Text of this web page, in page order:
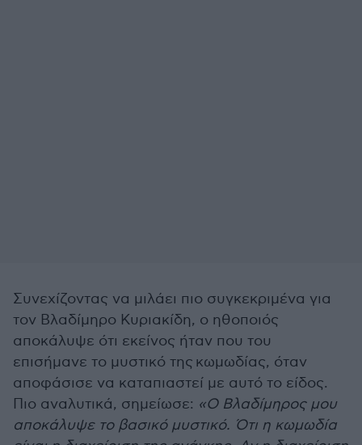
Συνεχίζοντας να μιλάει πιο συγκεκριμένα για
τον Βλαδίμηρο Κυριακίδη, ο ηθοποιός
αποκάλυψε ότι εκείνος ήταν που του
επισήμανε το μυστικό της κωμωδίας, όταν
αποφάσισε να καταπιαστεί με αυτό το είδος.
Πιο αναλυτικά, σημείωσε: «Ο Βλαδίμηρος μου
αποκάλυψε το βασικό μυστικό. Ότι η κωμωδία